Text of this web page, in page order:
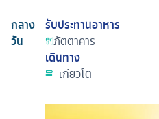
กลาง
วัน
รับประทานอาหาร
ภัตตาคาร
เดินทาง
เกียวโต